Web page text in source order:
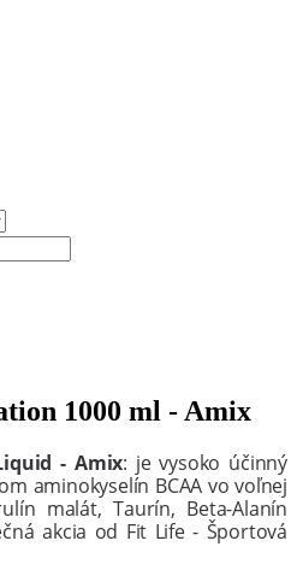
1000 ml - Amix
- Amix: je vysoko účinný
aminokyselín BCAA vo voľnej
malát, Taurín, Beta-Alanín
akcia od Fit Life - Športová